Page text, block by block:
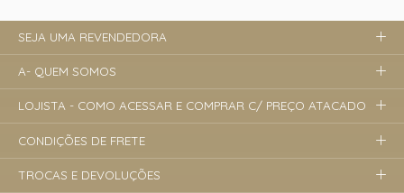
SEJA UMA REVENDEDORA
A- QUEM SOMOS
LOJISTA - COMO ACESSAR E COMPRAR C/ PREÇO ATACADO
CONDIÇÕES DE FRETE
TROCAS E DEVOLUÇÕES